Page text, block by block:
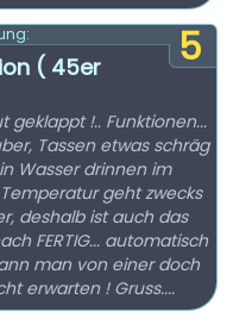
5
( 45er
!.. Funktionen...
Tassen etwas schräg
Wasser drinnen im
geht zwecks
deshalb ist auch das
FERTIG... automatisch
man von einer doch
erwarten ! Gruss....